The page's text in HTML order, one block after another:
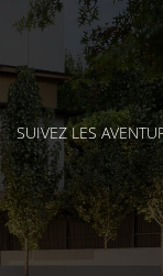
SUIVEZ LES